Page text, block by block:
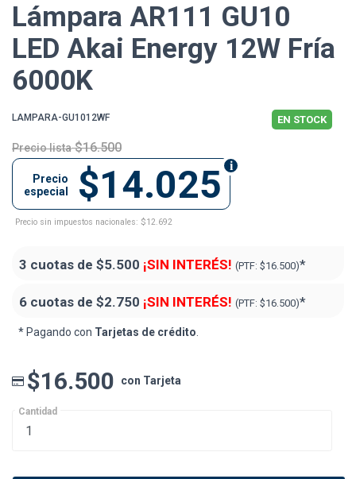
Lámpara AR111 GU10
LED Akai Energy 12W Fría
6000K
LAMPARA-GU1012WF EN STOCK
Precio lista $16.500
$14.025
Precio
especial
Precio sin impuestos nacionales: $12.692
3 cuotas de $5.500 ¡SIN INTERÉS! (PTF: $16.500)*
6 cuotas de $2.750 ¡SIN INTERÉS! (PTF: $16.500)*
* Pagando con Tarjetas de crédito.
$16.500 con Tarjeta
Cantidad